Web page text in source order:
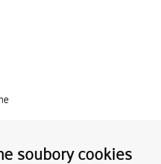
soubory cookies
k